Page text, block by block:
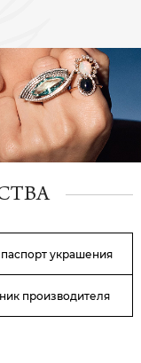
украшения
производителя